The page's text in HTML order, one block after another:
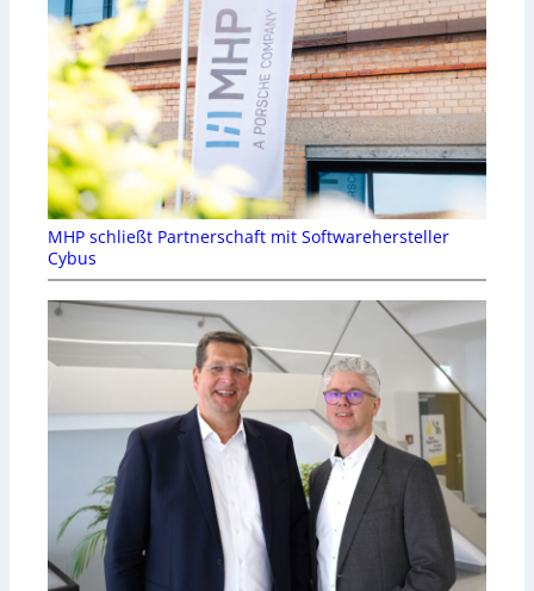
MHP schließt Partnerschaft mit Softwarehersteller
Cybus